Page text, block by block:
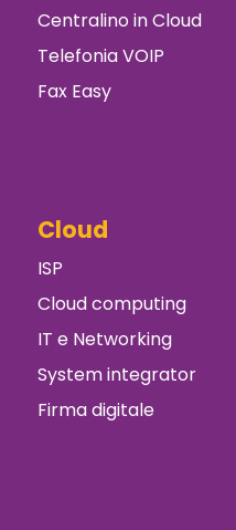
Centralino in Cloud
Telefonia VOIP
Fax Easy
Cloud
ISP
Cloud computing
IT e Networking
System integrator
Firma digitale